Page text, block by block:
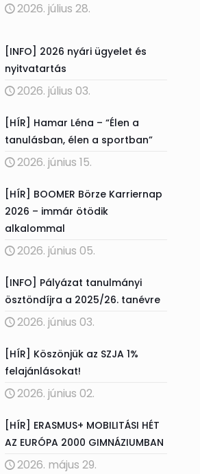
2026. július 28.
[INFO] 2026 nyári ügyelet és
nyitvatartás
2026. július 03.
[HÍR] Hamar Léna – “Élen a
tanulásban, élen a sportban”
2026. június 15.
[HÍR] BOOMER Börze Karriernap
2026 – immár ötödik
alkalommal
2026. június 05.
[INFO] Pályázat tanulmányi
ösztöndíjra a 2025/26. tanévre
2026. június 03.
[HÍR] Köszönjük az SZJA 1%
felajánlásokat!
2026. június 02.
[HÍR] ERASMUS+ MOBILITÁSI HÉT
AZ EURÓPA 2000 GIMNÁZIUMBAN
2026. május 29.